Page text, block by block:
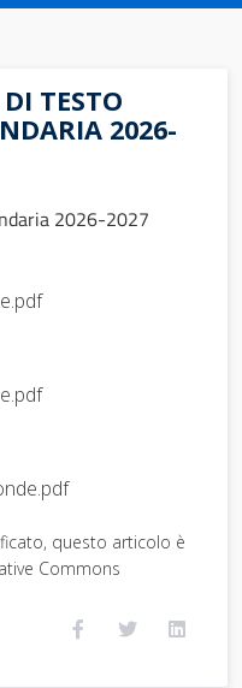
TESTO
2026-
2026-2027
questo articolo è
Commons